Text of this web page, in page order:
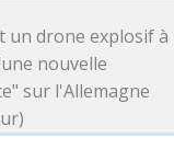
un drone explosif à
nouvelle
sur l'Allemagne